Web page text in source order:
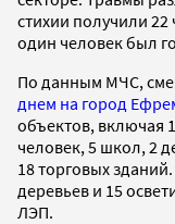
стихии получили
один человек был
По данным МЧС,
днем на город
объектов, включая
человек, 5 школ, 2
18 торговых
деревьев и 15
ЛЭП.